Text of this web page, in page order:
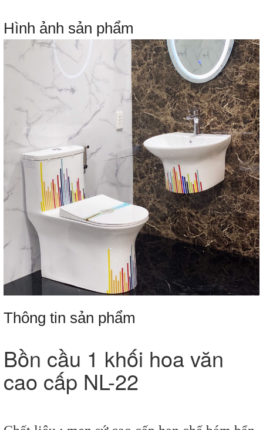
Hình ảnh sản phẩm
Thông tin sản phẩm
Bồn cầu 1 khối hoa văn
cao cấp NL-22